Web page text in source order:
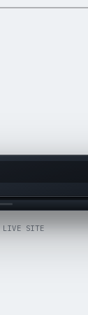
LIVE SITE